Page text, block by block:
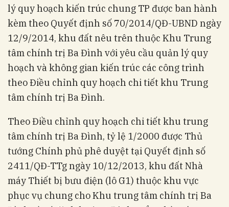
lý quy hoạch kiến trúc chung TP được ban hành
kèm theo Quyết định số 70/2014/QĐ-UBND ngày
12/9/2014, khu đất nêu trên thuộc Khu Trung
tâm chính trị Ba Đình với yêu cầu quản lý quy
hoạch và không gian kiến trúc các công trình
theo Điều chỉnh quy hoạch chi tiết khu Trung
tâm chính trị Ba Đình.
Theo Điều chỉnh quy hoạch chi tiết khu trung
tâm chính trị Ba Đình, tỷ lệ 1/2000 được Thủ
tướng Chính phủ phê duyệt tại Quyết định số
2411/QĐ-TTg ngày 10/12/2013, khu đất Nhà
máy Thiết bị bưu điện (lô G1) thuộc khu vực
phục vụ chung cho Khu trung tâm chính trị Ba